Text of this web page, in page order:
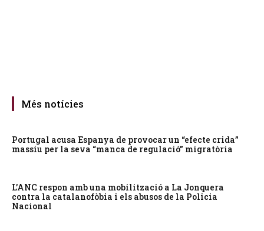
Més notícies
Portugal acusa Espanya de provocar un “efecte crida”
massiu per la seva “manca de regulació” migratòria
L’ANC respon amb una mobilització a La Jonquera
contra la catalanofòbia i els abusos de la Policia
Nacional